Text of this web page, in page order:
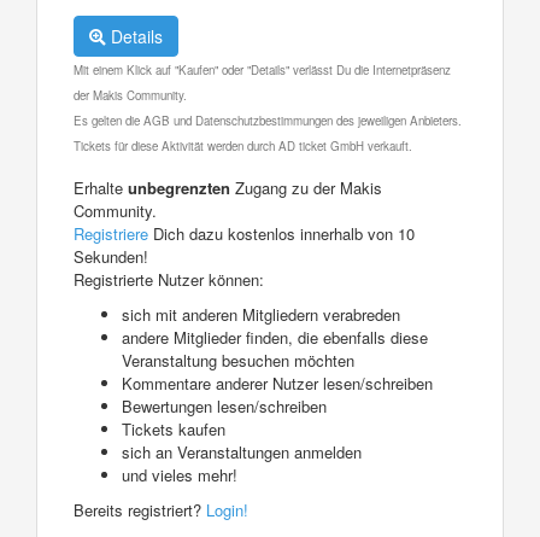
Details
Mit einem Klick auf "Kaufen" oder "Details" verlässt Du die Internetpräsenz
der Makis Community.
Es gelten die AGB und Datenschutzbestimmungen des jeweiligen Anbieters.
Tickets für diese Aktivität werden durch AD ticket GmbH verkauft.
Erhalte unbegrenzten Zugang zu der Makis
Community.
Registriere Dich dazu kostenlos innerhalb von 10
Sekunden!
Registrierte Nutzer können:
sich mit anderen Mitgliedern verabreden
andere Mitglieder finden, die ebenfalls diese
Veranstaltung besuchen möchten
Kommentare anderer Nutzer lesen/schreiben
Bewertungen lesen/schreiben
Tickets kaufen
sich an Veranstaltungen anmelden
und vieles mehr!
Bereits registriert? Login!